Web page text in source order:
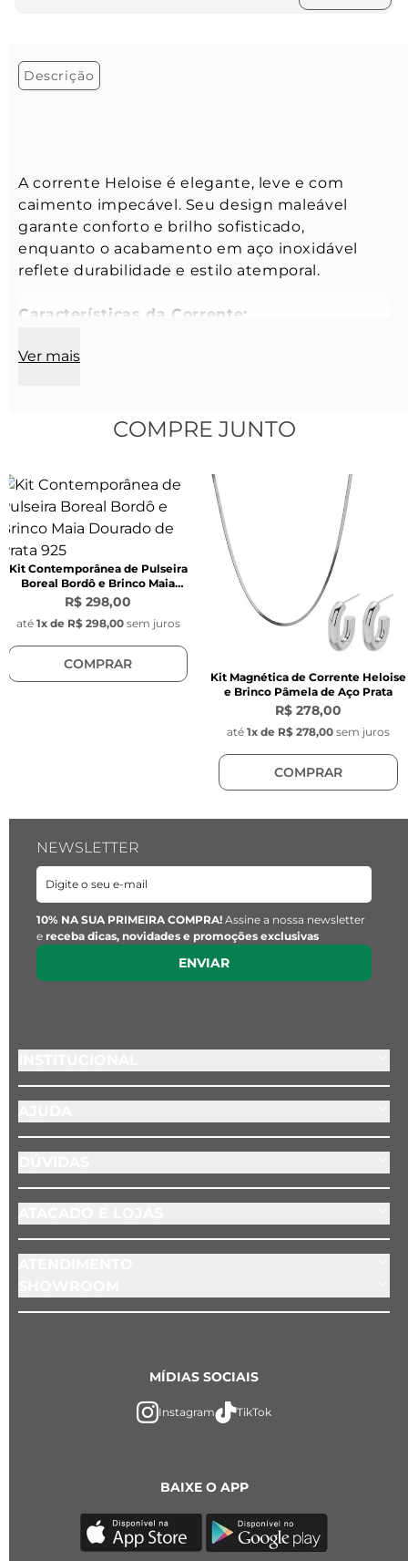
Descrição
A corrente Heloise é elegante, leve e com
caimento impecável. Seu design maleável
garante conforto e brilho sofisticado,
enquanto o acabamento em aço inoxidável
reflete durabilidade e estilo atemporal.
Características da Corrente:
Espessura:
Aço inoxidável
Características do Pingente Key Design:
Modelo: Pingente redondo com gravação da
chave Key Design
Diâmetro: 1 cm
Espessura: 0,1 cm
Cor: Prata
Material: Aço inoxidável
Posição: Fixo ao lado do fecho
1 Sacola para presente (embalagem de
Ver mais
COMPRE JUNTO
Kit Contemporânea de Pulseira
Boreal Bordô e Brinco Maia
Dourado de Prata 925
R$ 298,00
até 1x de R$ 298,00 sem juros
COMPRAR
Kit Magnética de Corrente Heloise
e Brinco Pâmela de Aço Prata
R$ 278,00
até 1x de R$ 278,00 sem juros
COMPRAR
NEWSLETTER
10% NA SUA PRIMEIRA COMPRA! Assine a nossa newsletter
e receba dicas, novidades e promoções exclusivas
ENVIAR
BAIXE O APP
MÍDIAS SOCIAIS
Instagram TikTok